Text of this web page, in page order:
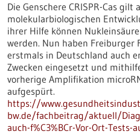
Die Genschere CRISPR-Cas
molekularbiologischen
ihrer Hilfe können
werden. Nun haben Freiburger
erstmals in Deutschland auch
Zwecken eingesetzt und
vorherige Amplifikation
aufgespürt.
https://
bw.de/fachbeitrag/aktuell/
auch-f%C3%BCr-Vor-Ort-Tests-